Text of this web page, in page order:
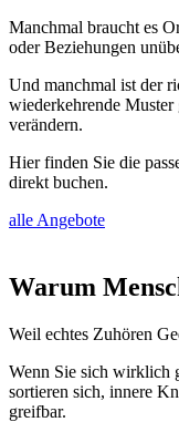
Manchmal braucht es
oder Beziehungen
Und manchmal ist der
wiederkehrende Muster
verändern.
Hier finden Sie die
direkt buchen.
alle Angebote
Warum
Weil echtes Zuhören
Wenn Sie sich wirklich
sortieren sich, innere
greifbar.